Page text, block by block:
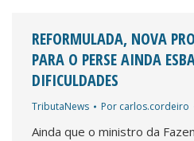
REFORMULADA, NOVA
PARA O PERSE AINDA
DIFICULDADES
TributaNews Por carlos.cordeiro
Ainda que o ministro da